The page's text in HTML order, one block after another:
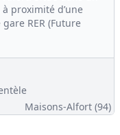
proximité d’une
RER (Future
Maisons-Alfort (94)